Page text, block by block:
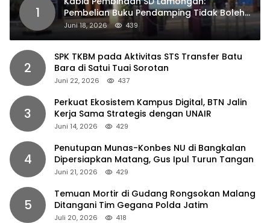
1
Pembelian Buku Pendamping Tidak Boleh
Dipaksakan
Juni 18, 2026 439
2
SPK TKBM pada Aktivitas STS Transfer Batu
Bara di Satui Tuai Sorotan
Juni 22, 2026 437
3
Perkuat Ekosistem Kampus Digital, BTN Jalin
Kerja Sama Strategis dengan UNAIR
Juni 14, 2026 429
4
Penutupan Munas-Konbes NU di Bangkalan
Dipersiapkan Matang, Gus Ipul Turun Tangan
Juni 21, 2026 429
5
Temuan Mortir di Gudang Rongsokan Malang
Ditangani Tim Gegana Polda Jatim
Juli 20, 2026 418